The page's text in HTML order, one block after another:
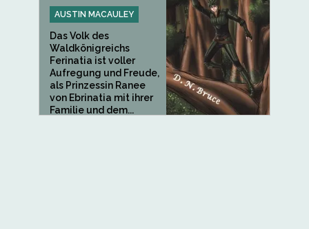
AUSTIN MACAULEY
Das Volk des
Waldkönigreichs
Ferinatia ist voller
Aufregung und Freude,
als Prinzessin Ranee
von Ebrinatia mit ihrer
Familie und dem...